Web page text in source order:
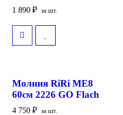
1 890 ₽ за шт.
Молния RiRi ME8
60см 2226 GO Flach
4 750 ₽ за шт.